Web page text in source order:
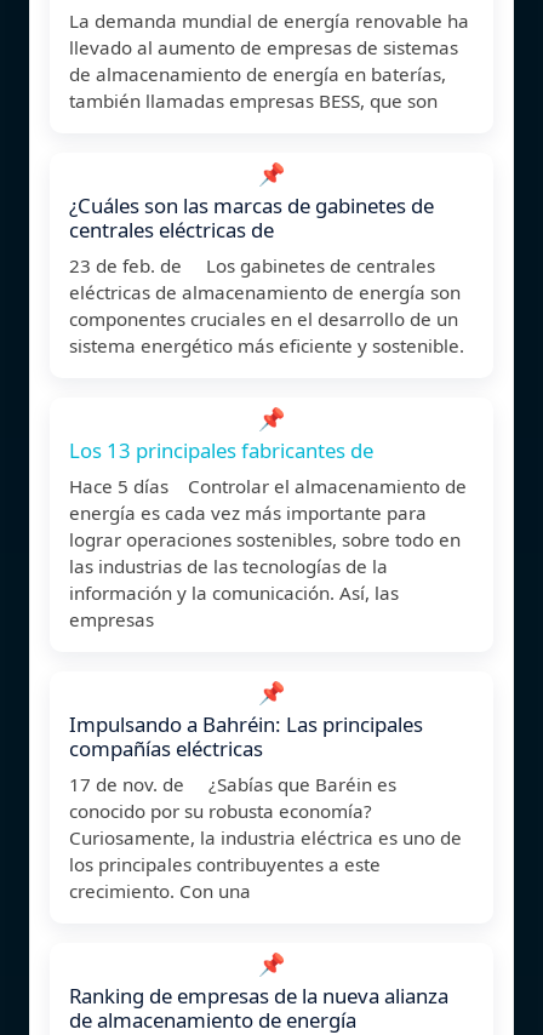
La demanda mundial de energía renovable ha
llevado al aumento de empresas de sistemas
de almacenamiento de energía en baterías,
también llamadas empresas BESS, que son
📌
¿Cuáles son las marcas de gabinetes de
centrales eléctricas de
23 de feb. de Los gabinetes de centrales
eléctricas de almacenamiento de energía son
componentes cruciales en el desarrollo de un
sistema energético más eficiente y sostenible.
📌
Los 13 principales fabricantes de
Hace 5 días Controlar el almacenamiento de
energía es cada vez más importante para
lograr operaciones sostenibles, sobre todo en
las industrias de las tecnologías de la
información y la comunicación. Así, las
empresas
📌
Impulsando a Bahréin: Las principales
compañías eléctricas
17 de nov. de ¿Sabías que Baréin es
conocido por su robusta economía?
Curiosamente, la industria eléctrica es uno de
los principales contribuyentes a este
crecimiento. Con una
📌
Ranking de empresas de la nueva alianza
de almacenamiento de energía